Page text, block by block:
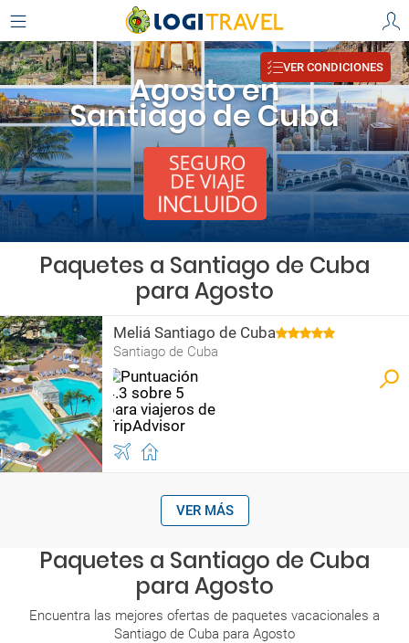
Agosto en
Santiago de Cuba
VER CONDICIONES
Paquetes a Santiago de Cuba
para Agosto
Meliá Santiago de Cuba
Santiago de Cuba
VER MÁS
Paquetes a Santiago de Cuba
para Agosto
Encuentra las mejores ofertas de paquetes vacacionales a
Santiago de Cuba para Agosto